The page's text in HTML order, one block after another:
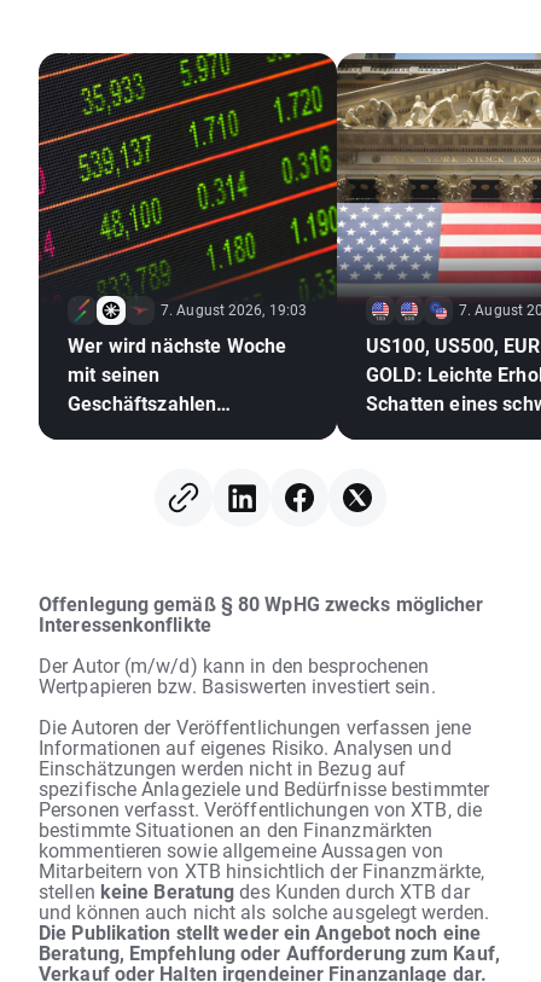
nachvollziehbare Handelsansätze.
7. August 2026, 19:03
Wer wird nächste Woche
mit seinen
Geschäftszahlen
7. August
US100, US500,
GOLD: Leichte
Schatten eines
Offenlegung gemäß § 80 WpHG zwecks möglicher
Interessenkonflikte
Der Autor (m/w/d) kann in den besprochenen
Wertpapieren bzw. Basiswerten investiert sein.
Die Autoren der Veröffentlichungen verfassen jene
Informationen auf eigenes Risiko. Analysen und
Einschätzungen werden nicht in Bezug auf
spezifische Anlageziele und Bedürfnisse bestimmter
Personen verfasst. Veröffentlichungen von XTB, die
bestimmte Situationen an den Finanzmärkten
kommentieren sowie allgemeine Aussagen von
Mitarbeitern von XTB hinsichtlich der Finanzmärkte,
stellen keine Beratungdes Kunden durch XTB dar
und können auch nicht als solche ausgelegt werden.
Die Publikation stellt weder ein Angebot noch eine
Beratung, Empfehlung oder Aufforderung zum Kauf,
Verkauf oder Halten irgendeiner Finanzanlage dar.